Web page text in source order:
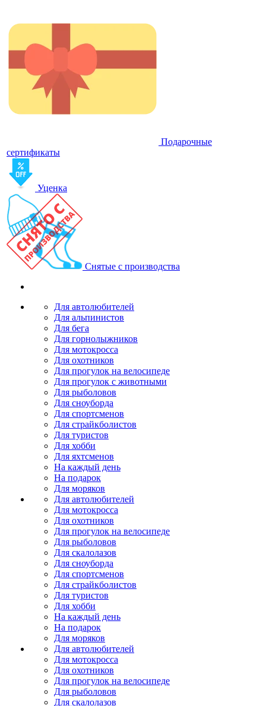
Подарочные
сертификаты
Уценка
Снятые с производства
Для автолюбителей
Для альпинистов
Для бега
Для горнолыжников
Для мотокросса
Для охотников
Для прогулок на велосипеде
Для прогулок с животными
Для рыболовов
Для сноуборда
Для спортсменов
Для страйкболистов
Для туристов
Для хобби
Для яхтсменов
На каждый день
На подарок
Для моряков
Для автолюбителей
Для мотокросса
Для охотников
Для прогулок на велосипеде
Для рыболовов
Для скалолазов
Для сноуборда
Для спортсменов
Для страйкболистов
Для туристов
Для хобби
На каждый день
На подарок
Для моряков
Для автолюбителей
Для мотокросса
Для охотников
Для прогулок на велосипеде
Для рыболовов
Для скалолазов